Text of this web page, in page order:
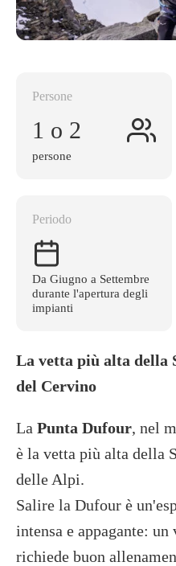
Persone
1 o 2
persone
Periodo
Da Giugno a Settembre
durante l'apertura degli
impianti
La vetta più alta della
del Cervino
La Punta Dufour, nel
è la vetta più alta della
delle Alpi.
Salire la Dufour è
intensa e appagante:
richiede buon